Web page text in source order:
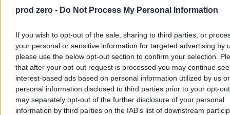
prod zero - Do Not Process My Personal Information
If you wish to opt-out of the sale, sharing to third parties, or
your personal or sensitive information for targeted advertising by
please use the below opt-out section to confirm your selection.
that after your opt-out request is processed you may continue
interest-based ads based on personal information utilized by us or
personal information disclosed to third parties prior to your opt-
may separately opt-out of the further disclosure of your personal
information by third parties on the IAB’s list of downstream
Tragedia na Mazurach. 16-latek zginął po
zderzeniu skutera z motorówką
W niedzielę po południu na mazurskim Jeziorze Jagodne, w pobliżu
Kozina, doszło do zderzenia skutera wodnego z motorówką. W
wyniku wypadku zginął 16-letni chłopak, który płynął skuterem
razem z ojcem, choć na osobnych jednostkach. Okoliczności
tragedii bada giżycka policja pod nadzorem prokuratury.